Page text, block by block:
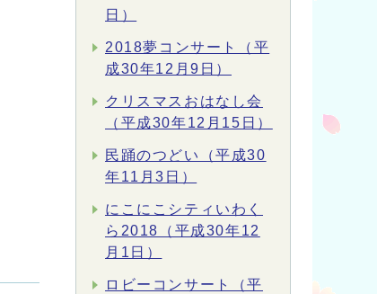
日）
2018夢コンサート（平
成30年12月9日）
クリスマスおはなし会
（平成30年12月15日）
民踊のつどい（平成30
年11月3日）
にこにこシティいわく
ら2018（平成30年12
月1日）
ロビーコンサート（平